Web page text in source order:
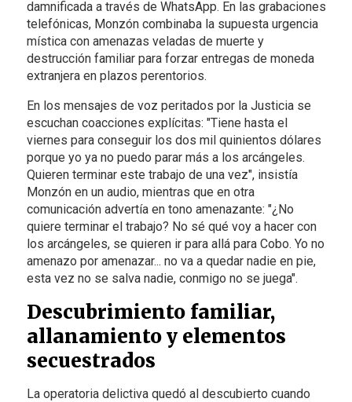
damnificada a través de WhatsApp. En las grabaciones
telefónicas, Monzón combinaba la supuesta urgencia
mística con amenazas veladas de muerte y
destrucción familiar para forzar entregas de moneda
extranjera en plazos perentorios.
En los mensajes de voz peritados por la Justicia se
escuchan coacciones explícitas: "Tiene hasta el
viernes para conseguir los dos mil quinientos dólares
porque yo ya no puedo parar más a los arcángeles.
Quieren terminar este trabajo de una vez", insistía
Monzón en un audio, mientras que en otra
comunicación advertía en tono amenazante: "¿No
quiere terminar el trabajo? No sé qué voy a hacer con
los arcángeles, se quieren ir para allá para Cobo. Yo no
amenazo por amenazar... no va a quedar nadie en pie,
esta vez no se salva nadie, conmigo no se juega".
Descubrimiento familiar,
allanamiento y elementos
secuestrados
La operatoria delictiva quedó al descubierto cuando